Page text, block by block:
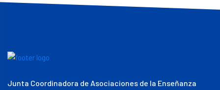
Junta Coordinadora de Asociaciones de la Enseñanza